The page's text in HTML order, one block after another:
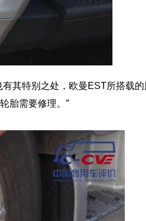
其特别之处，欧曼EST所搭载的
胎需要修理。”